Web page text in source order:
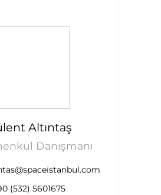
Altıntaş
Danışmanı
(532) 5601675